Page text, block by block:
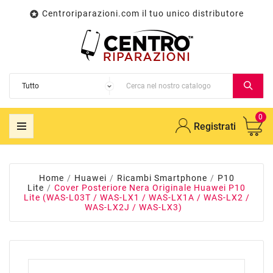
 Centroriparazioni.com il tuo unico distributore
Registrati
0
Home Huawei Ricambi Smartphone
P10
Lite
Cover Posteriore Nera Originale Huawei P10
Lite (WAS-L03T / WAS-LX1 / WAS-LX1A / WAS-LX2 /
WAS-LX2J / WAS-LX3)